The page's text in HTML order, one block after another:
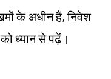
के अधीन हैं, निवेश
ध्यान से पढ़ें।